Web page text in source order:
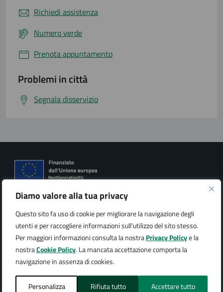
Diamo valore alla tua privacy
Questo sito fa uso di cookie per migliorare la navigazione degli
utenti e per raccogliere informazioni sull'utilizzo del sito stesso.
Per maggiori informazioni consulta la nostraPrivacy Policye la
nostraCookie Policy. La mancata accettazione comporta la
navigazione in assenza di cookies.
Personalizza Rifiuta tutto Accettare tutto
Richiedi assistenza
Numero verde
Prenota appuntamento
Problemi in città
Segnala disservizio
Città di Arona
AMMINISTRAZIONE
Organi di governo
Aree amministrative